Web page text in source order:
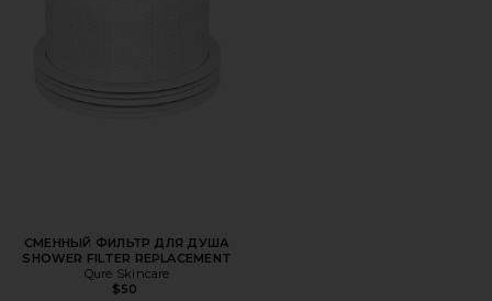
СМЕННЫЙ ФИЛЬТР ДЛЯ ДУША
SHOWER FILTER REPLACEMENT
Qure Skincare
$50